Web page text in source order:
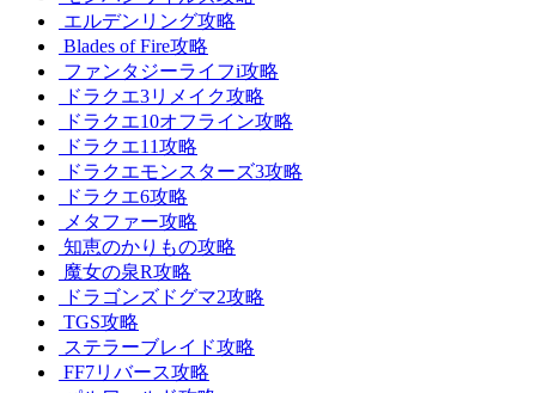
エルデンリング攻略
Blades of Fire攻略
ファンタジーライフi攻略
ドラクエ3リメイク攻略
ドラクエ10オフライン攻略
ドラクエ11攻略
ドラクエモンスターズ3攻略
ドラクエ6攻略
メタファー攻略
知恵のかりもの攻略
魔女の泉R攻略
ドラゴンズドグマ2攻略
TGS攻略
ステラーブレイド攻略
FF7リバース攻略